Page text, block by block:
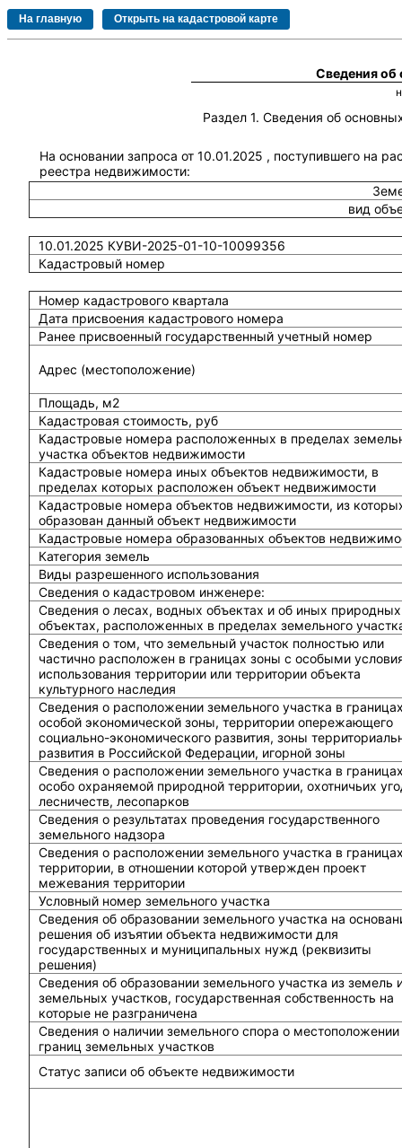
Сведения
Раздел 1. Сведения об
На основании запроса от 10.01.2025 , поступившего на
реестра недвижимости:
вид
10.01.2025 КУВИ-2025-01-10-10099356
Кадастровый номер
Номер кадастрового квартала
Дата присвоения кадастрового номера
Ранее присвоенный государственный учетный номер
Адрес (местоположение)
Площадь, м2
Кадастровая стоимость, руб
Кадастровые номера расположенных в пределах
участка объектов недвижимости
Кадастровые номера иных объектов недвижимости, в
пределах которых расположен объект недвижимости
Кадастровые номера объектов недвижимости, из
образован данный объект недвижимости
Кадастровые номера образованных объектов
Категория земель
Виды разрешенного использования
Сведения о кадастровом инженере:
Cведения о лесах, водных объектах и об иных природных
объектах, расположенных в пределах земельного
Сведения о том, что земельный участок полностью или
частично расположен в границах зоны с особыми
использования территории или территории объекта
культурного наследия
Сведения о расположении земельного участка в
особой экономической зоны, территории опережающего
социально-экономического развития, зоны
развития в Российской Федерации, игорной зоны
Сведения о расположении земельного участка в
особо охраняемой природной территории, охотничьих
лесничеств, лесопарков
Сведения о результатах проведения государственного
земельного надзора
Сведения о расположении земельного участка в
территории, в отношении которой утвержден проект
межевания территории
Условный номер земельного участка
Сведения об образовании земельного участка на
решения об изъятии объекта недвижимости для
государственных и муниципальных нужд (реквизиты
решения)
Сведения об образовании земельного участка из земель
земельных участков, государственная собственность на
которые не разграничена
Сведения о наличии земельного спора о местоположении
границ земельных участков
Статус записи об объекте недвижимости